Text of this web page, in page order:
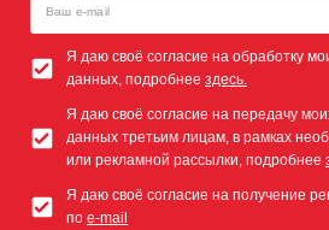
Я даю своё согласие на обработку
данных, подробнее здесь.
Я даю своё согласие на передачу
данных третьим лицам, в рамках
или рекламной рассылки, подробнее
Я даю своё согласие на получение
по e-mail